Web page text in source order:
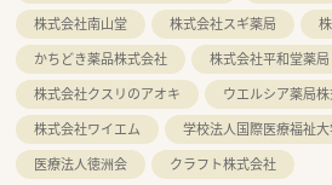
株式会社南山堂
株式会社スギ薬局
かちどき薬品株式会社
株式会社平和堂薬局
株式会社クスリのアオキ
ウエルシア薬局
株式会社ワイエム
学校法人国際医療福祉
医療法人徳洲会
クラフト株式会社